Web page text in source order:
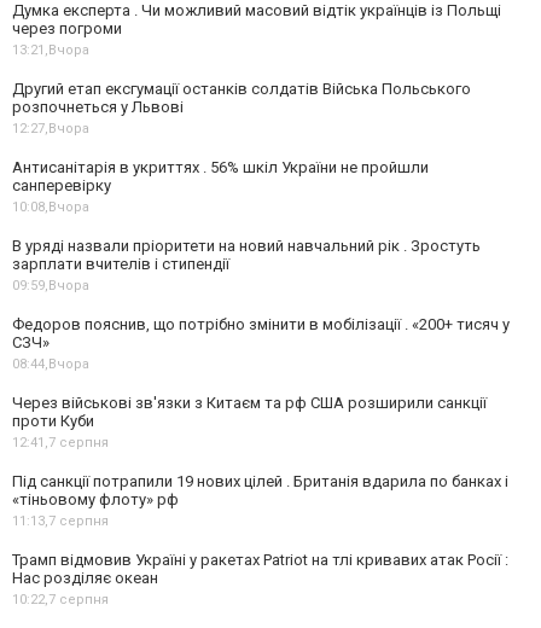
Думка експерта . Чи можливий масовий відтік українців із Польщі
через погроми
13:21,Вчора
Другий етап ексгумації останків солдатів Війська Польського
розпочнеться у Львові
12:27,Вчора
Антисанітарія в укриттях . 56% шкіл України не пройшли
санперевірку
10:08,Вчора
В уряді назвали пріоритети на новий навчальний рік . Зростуть
зарплати вчителів і стипендії
09:59,Вчора
Федоров пояснив, що потрібно змінити в мобілізації . «200+ тисяч у
СЗЧ»
08:44,Вчора
Через військові зв'язки з Китаєм та рф США розширили санкції
проти Куби
12:41,7 серпня
Під санкції потрапили 19 нових цілей . Британія вдарила по банках і
«тіньовому флоту» рф
11:13,7 серпня
Трамп відмовив Україні у ракетах Patriot на тлі кривавих атак Росії :
Нас розділяє океан
10:22,7 серпня